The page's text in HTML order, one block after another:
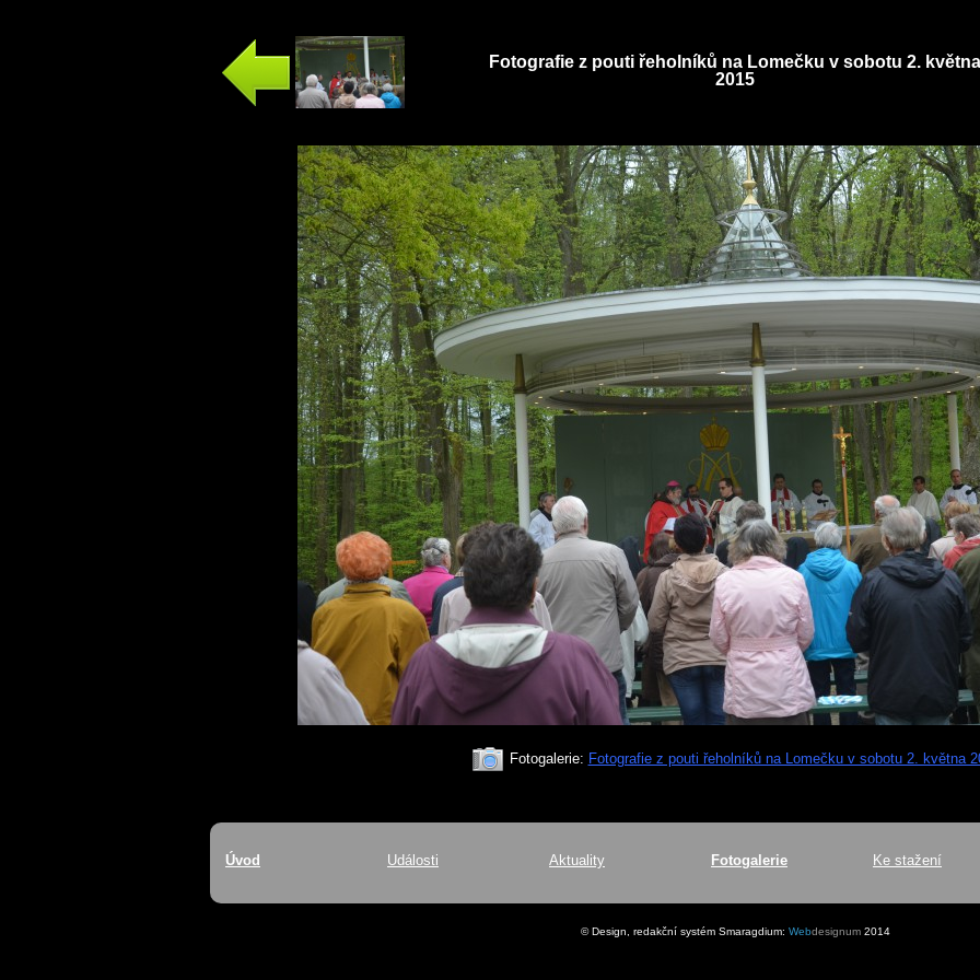
Fotografie z pouti řeholníků na Lomečku v sobotu 2. května
2015
Fotogalerie: Fotografie z pouti řeholníků na Lomečku v sobotu 2. května
Úvod Události Aktuality Fotogalerie Ke stažení
© Design, redakční systém Smaragdium: Webdesignum2014